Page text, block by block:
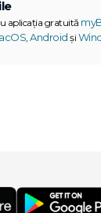
aplicația gratuită
, Android și